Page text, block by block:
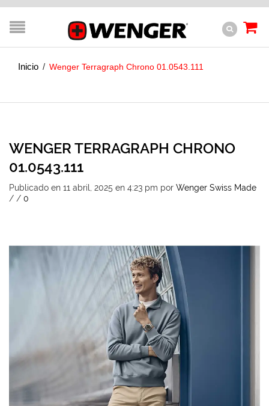
Inicio / Wenger Terragraph Chrono 01.0543.111
WENGER TERRAGRAPH CHRONO
01.0543.111
Publicado en 11 abril, 2025 en 4:23 pm por Wenger Swiss Made
/ / 0